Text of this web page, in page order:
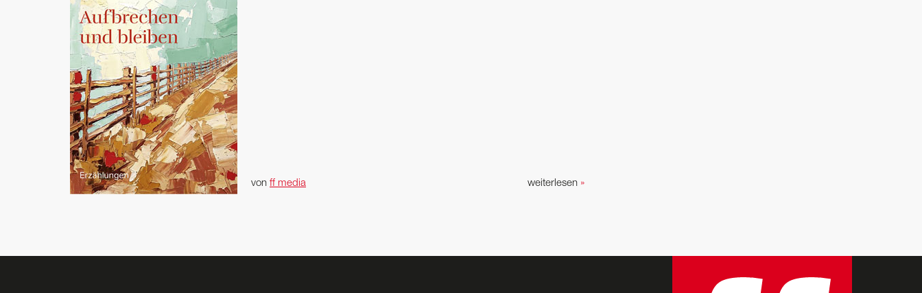
weiterlesen »
von ff media